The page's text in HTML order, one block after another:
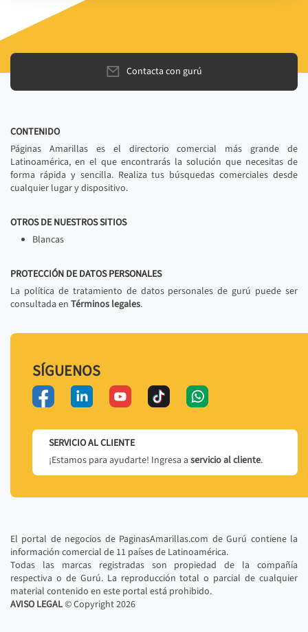
Contacta con gurú
CONTENIDO
Páginas Amarillas es el directorio comercial más grande de
Latinoamérica, en el que encontrarás la solución que necesitas de
forma rápida y sencilla. Realiza tus búsquedas comerciales desde
cualquier lugar y dispositivo.
OTROS DE NUESTROS SITIOS
Blancas
PROTECCIÓN DE DATOS PERSONALES
La política de tratamiento de datos personales de gurú puede ser
consultada en Términos legales.
SÍGUENOS
SERVICIO AL CLIENTE
¡Estamos para ayudarte! Ingresa a servicio al cliente.
El portal de negocios de PaginasAmarillas.com de Gurú contiene la
información comercial de 11 países de Latinoamérica.
Todas las marcas registradas son propiedad de la compañía
respectiva o de Gurú. La reproducción total o parcial de cualquier
material contenido en este portal está prohibido.
AVISO LEGAL© Copyright2026